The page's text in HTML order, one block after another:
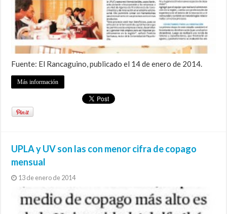
Fuente: El Rancaguino, publicado el 14 de enero de 2014.
Más información
UPLA y UV son las con menor cifra de copago
mensual
13 de enero de 2014